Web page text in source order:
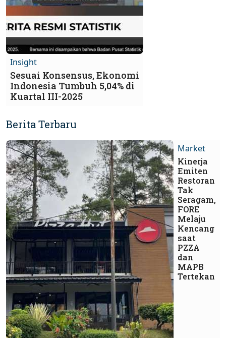
Insight
Sesuai Konsensus, Ekonomi
Indonesia Tumbuh 5,04% di
Kuartal III-2025
Berita Terbaru
Market
Kinerja
Emiten
Restoran
Tak
Seragam,
FORE
Melaju
Kencang
saat
PZZA
dan
MAPB
Tertekan